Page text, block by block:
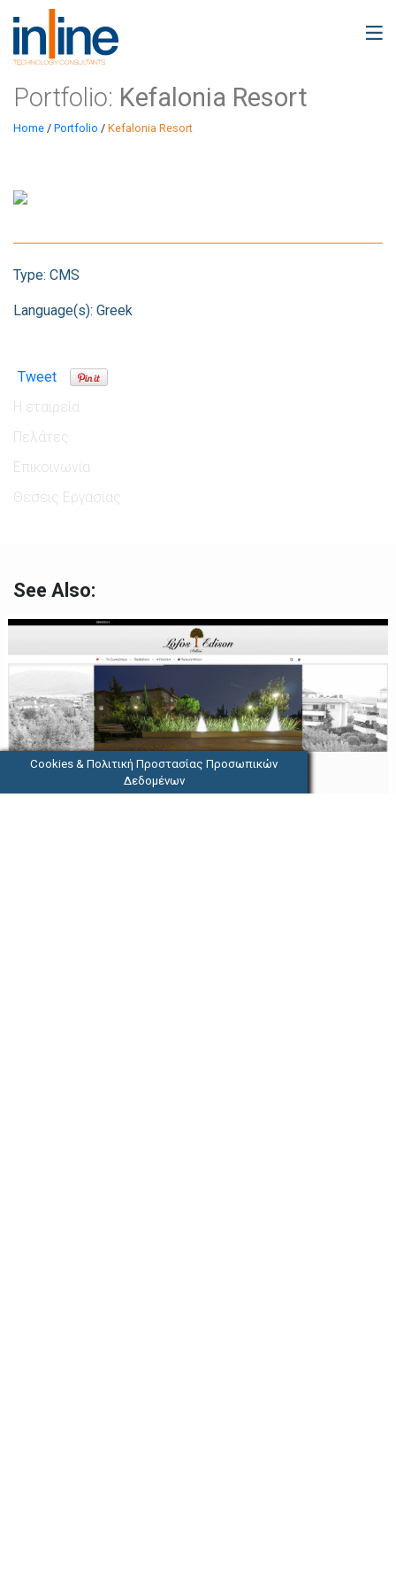
Portfolio: Kefalonia Resort
Home / Portfolio / Kefalonia Resort
Type: CMS
Language(s): Greek
Tweet
Η εταιρεία
Πελάτες
Επικοινωνία
Θέσεις Εργασίας
See Also:
Cookies & Πολιτική Προστασίας Προσωπικών
Δεδομένων